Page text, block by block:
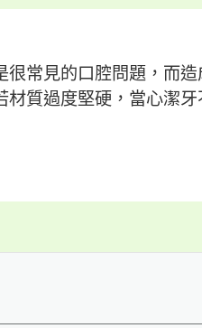
常見的口腔問題，而
質過度堅硬，當心潔牙